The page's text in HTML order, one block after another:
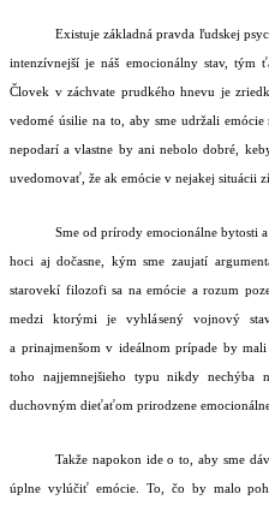
Existuje základná pravda ľudskej
intenzívnejší je náš emocionálny stav, tým
Človek v záchvate prudkého hnevu je
vedomé úsilie na to, aby sme udržali
nepodarí a vlastne by ani nebolo dobré,
uvedomovať, že ak emócie v nejakej situácii
Sme od prírody emocionálne bytosti
hoci aj dočasne, kým sme zaujatí
starovekí filozofi sa na emócie a rozum
medzi ktorými je vyhlásený vojnový
a prinajmenšom v ideálnom prípade by
toho najjemnejšieho typu nikdy nechýba
duchovným dieťaťom prirodzene
Takže napokon ide o to, aby sme
úplne vylúčiť emócie. To, čo by malo